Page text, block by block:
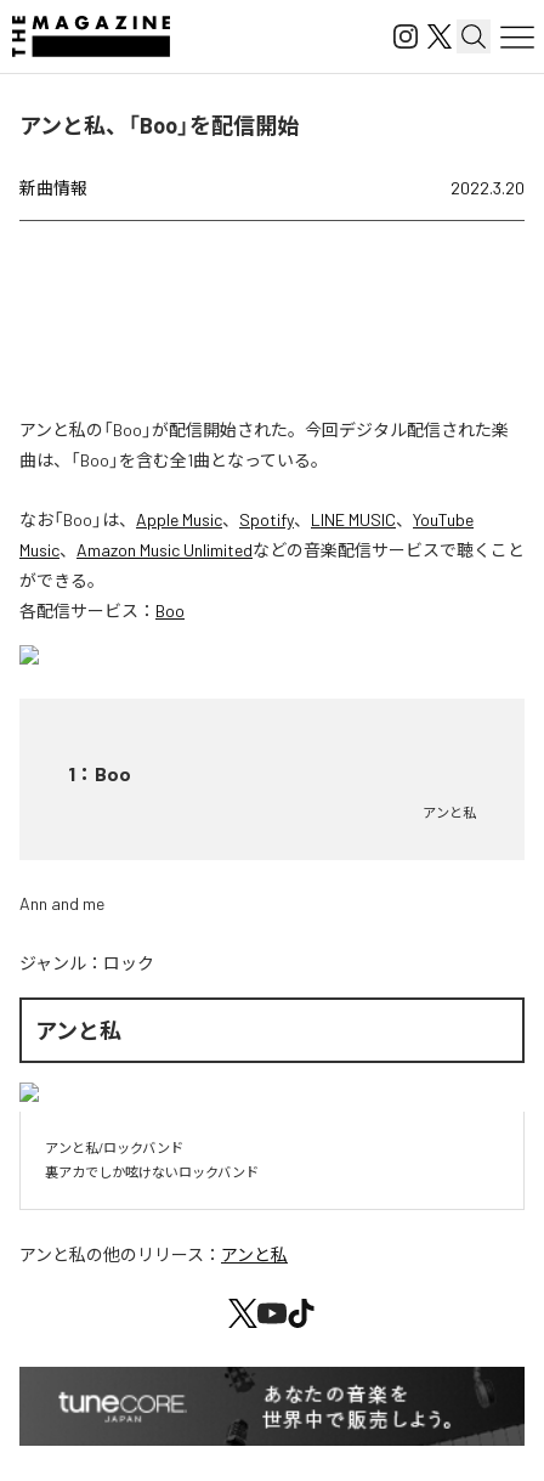
アンと私、「Boo」を配信開始
新曲情報 2022.3.20
アンと私の「Boo」が配信開始された。今回デジタル配信された楽
曲は、「Boo」を含む全1曲となっている。
なお「Boo 」は、 Apple Music、 Spotify、 LINE MUSIC、 YouTube
Music、 Amazon Music Unlimitedなどの音楽配信サービスで聴くこと
ができる。
各配信サービス： Boo
1 ： Boo
アンと私
Ann and me
ジャンル： ロック
アンと私
アンと私/ロックバンド
裏アカでしか呟けないロックバンド
アンと私の他のリリース： アンと私